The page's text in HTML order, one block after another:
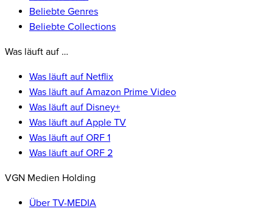
Beliebte Genres
Beliebte Collections
Was läuft auf …
Was läuft auf Netflix
Was läuft auf Amazon Prime Video
Was läuft auf Disney+
Was läuft auf Apple TV
Was läuft auf ORF 1
Was läuft auf ORF 2
VGN Medien Holding
Über TV-MEDIA